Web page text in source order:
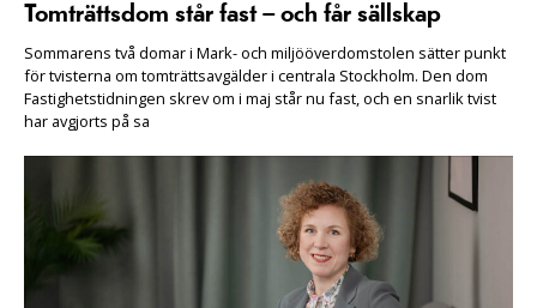
Tomträttsdom står fast – och får sällskap
Sommarens två domar i Mark- och miljööverdomstolen sätter punkt
för tvisterna om tomträttsavgälder i centrala Stockholm. Den dom
Fastighetstidningen skrev om i maj står nu fast, och en snarlik tvist
har avgjorts på sa